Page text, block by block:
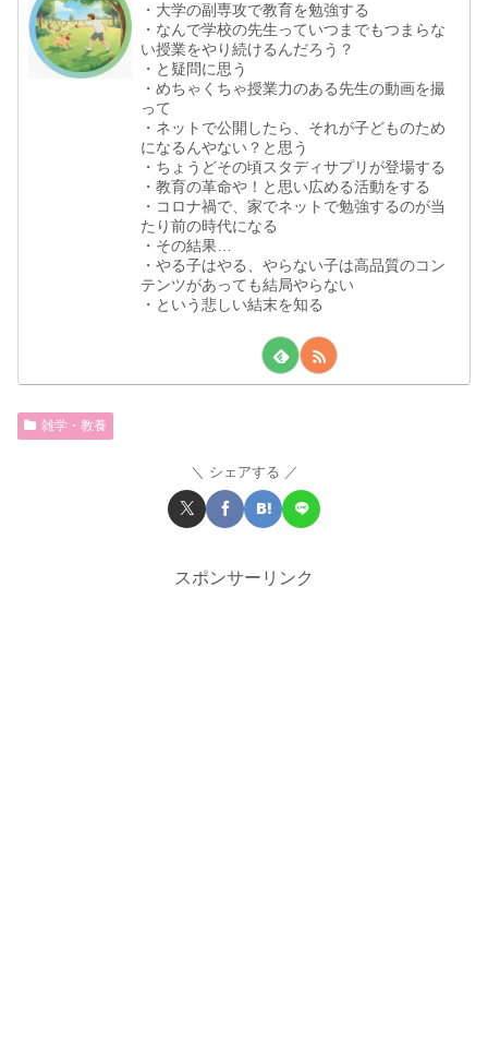
・大学の副専攻で教育を勉強する
・なんで学校の先生っていつまでもつまらな
い授業をやり続けるんだろう？
・と疑問に思う
・めちゃくちゃ授業力のある先生の動画を撮
って
・ネットで公開したら、それが子どものため
になるんやない？と思う
・ちょうどその頃スタディサプリが登場する
・教育の革命や！と思い広める活動をする
・コロナ禍で、家でネットで勉強するのが当
たり前の時代になる
・その結果…
・やる子はやる、やらない子は高品質のコン
テンツがあっても結局やらない
・という悲しい結末を知る
雑学・教養
シェアする
スポンサーリンク